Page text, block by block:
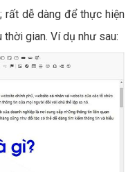
rất dễ dàng để thực hiện
gian. Ví dụ như sau: